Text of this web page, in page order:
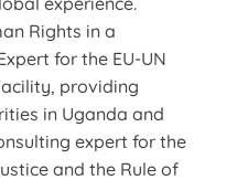
Rights in a
for the EU-UN
providing
in Uganda and
expert for the
and the Rule of